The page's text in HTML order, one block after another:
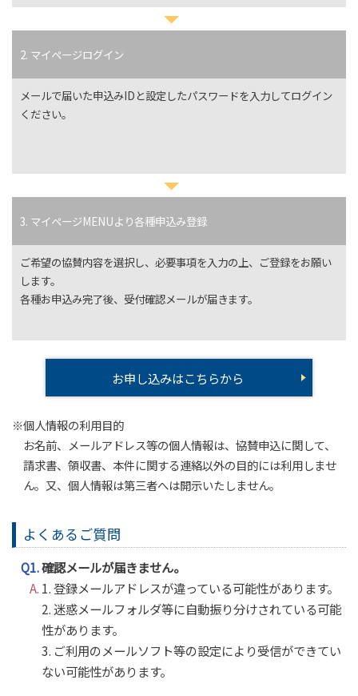
2. マイページログイン
メールで届いた申込みIDと設定したパスワードを入力してログイン
ください。
3. マイページMENUより各種申込み登録
ご希望の協賛内容を選択し、必要事項を入力の上、ご登録をお願い
します。
各種お申込み完了後、受付確認メールが届きます。
お申し込みはこちらから
※個人情報の利用目的
お名前、メールアドレス等の個人情報は、協賛申込に関して、
請求書、領収書、本件に関する連絡以外の目的には利用しませ
ん。又、個人情報は第三者へは開示いたしません。
よくあるご質問
Q1.確認メールが届きません。
A. 1. 登録メールアドレスが違っている可能性があります。
2. 迷惑メールフォルダ等に自動振り分けされている可能
性があります。
3. ご利用のメールソフト等の設定により受信ができてい
ない可能性があります。